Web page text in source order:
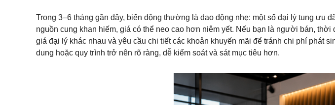
Trong 3–6 tháng gần đây, biến động thường là dao động nhẹ: một số đại lý tung ưu
nguồn cung khan hiếm, giá có thể neo cao hơn niêm yết. Nếu bạn là người bán,
giá đại lý khác nhau và yêu cầu chi tiết các khoản khuyến mãi để tránh chi phí phát
dung hoặc quy trình trở nên rõ ràng, dễ kiểm soát và sát mục tiêu hơn.